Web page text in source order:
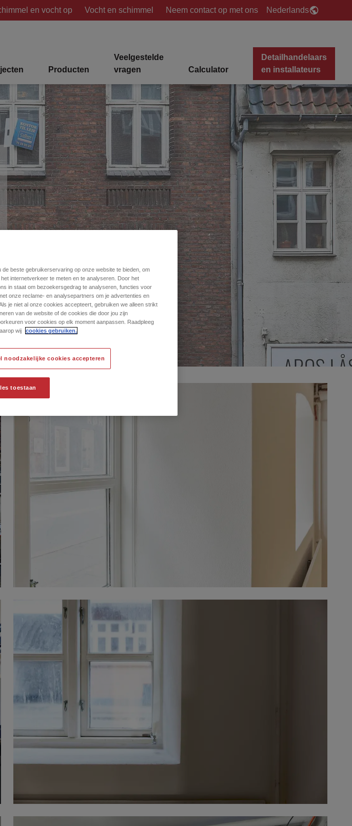
en vocht op Vocht en schimmel Neem contact op met ons Nederlands
Producten
Veelgestelde
vragen
Calculator
Detailhandelaars
en installateurs
beste gebruikerservaring op onze website te bieden, om
internetverkeer te meten en te analyseren. Door het
in staat om bezoekersgedrag te analyseren, functies voor
onze reclame- en analysepartners om je advertenties en
je niet al onze cookies accepteert, gebruiken we alleen strikt
van de website of de cookies die door jou zijn
voor cookies op elk moment aanpassen. Raadpleeg
wij
cookies gebruiken.
noodzakelijke cookies accepteren
toestaan